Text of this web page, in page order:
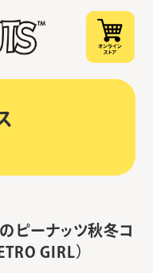
ピーナッツ秋冬コ
GIRL）